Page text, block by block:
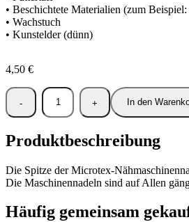
• Beschichtete Materialien (zum
• Wachstuch
• Kunstelder (dünn)
4,50 €
In den
Produktbeschreibung
Die Spitze der Microtex-
Die Maschinennadeln sind auf Allen
Häufig gemeinsam